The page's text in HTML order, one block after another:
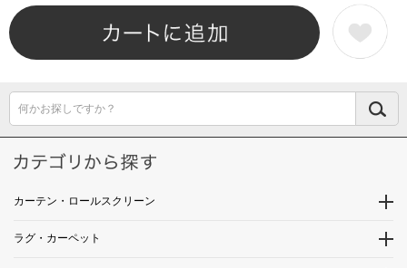
何かお探しですか？
カーテン・ロールスクリーン
ラグ・カーペット